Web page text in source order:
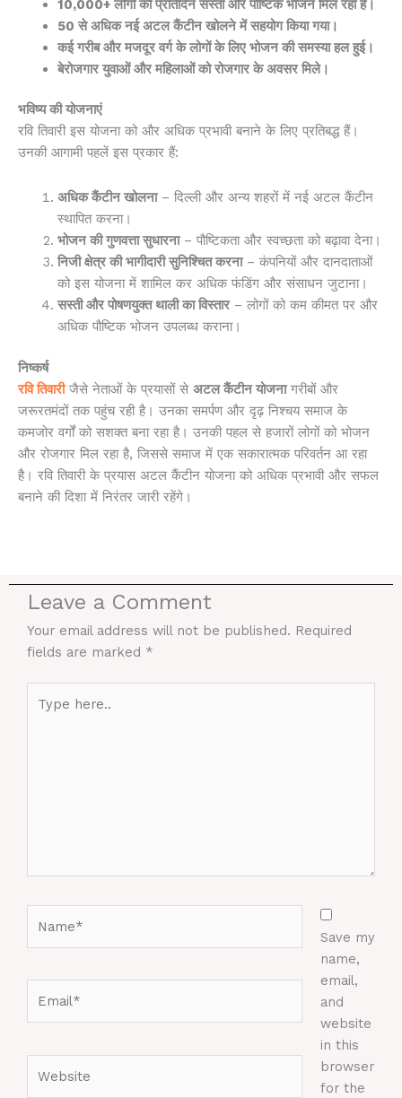
10,000+ लोगों को प्रतिदिन सस्ता और पौष्टिक भोजन मिल रहा है।
50 से अधिक नई अटल कैंटीन खोलने में सहयोग किया गया।
कई गरीब और मजदूर वर्ग के लोगों के लिए भोजन की समस्या हल हुई।
बेरोजगार युवाओं और महिलाओं को रोजगार के अवसर मिले।
भविष्य की योजनाएं
रवि तिवारी इस योजना को और अधिक प्रभावी बनाने के लिए प्रतिबद्ध हैं।
उनकी आगामी पहलें इस प्रकार हैं:
अधिक कैंटीन खोलना– दिल्ली और अन्य शहरों में नई अटल कैंटीन
स्थापित करना।
भोजन की गुणवत्ता सुधारना– पौष्टिकता और स्वच्छता को बढ़ावा देना।
निजी क्षेत्र की भागीदारी सुनिश्चित करना– कंपनियों और दानदाताओं
को इस योजना में शामिल कर अधिक फंडिंग और संसाधन जुटाना।
सस्ती और पोषणयुक्त थाली का विस्तार– लोगों को कम कीमत पर और
अधिक पौष्टिक भोजन उपलब्ध कराना।
निष्कर्ष
रवि तिवारीजैसे नेताओं के प्रयासों से अटल कैंटीन योजनागरीबों और
जरूरतमंदों तक पहुंच रही है। उनका समर्पण और दृढ़ निश्चय समाज के
कमजोर वर्गों को सशक्त बना रहा है। उनकी पहल से हजारों लोगों को भोजन
और रोजगार मिल रहा है, जिससे समाज में एक सकारात्मक परिवर्तन आ रहा
है। रवि तिवारी के प्रयास अटल कैंटीन योजना को अधिक प्रभावी और सफल
बनाने की दिशा में निरंतर जारी रहेंगे।
Leave a Comment
Your email address will not be published. Required
fields are marked *
here..
Save my
name,
email,
and
website
in this
browser
for the